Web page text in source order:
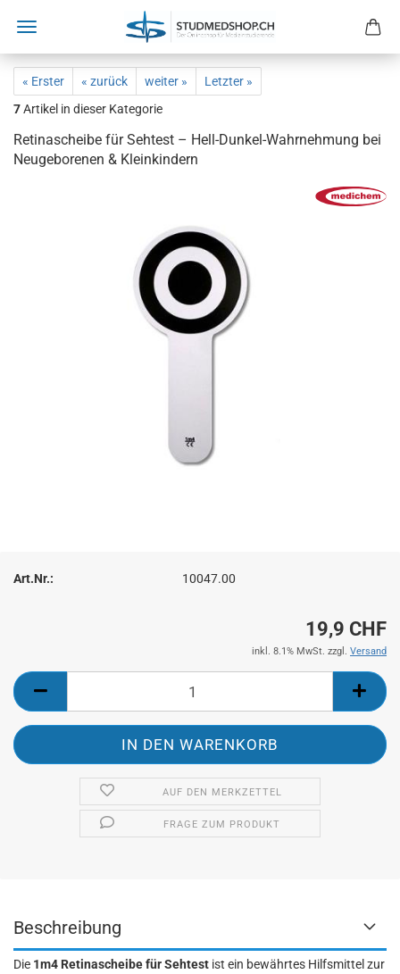
« Erster « zurück weiter »
Letzter »
7Artikel in dieser Kategorie
Retinascheibe für Sehtest – Hell-Dunkel-Wahrnehmung bei
Neugeborenen & Kleinkindern
Art.Nr.: 10047.00
19,9 CHF
inkl. 8.1% MwSt. zzgl. Versand
AUF DEN MERKZETTEL
FRAGE ZUM PRODUKT
Beschreibung
Die 1m4 Retinascheibe für Sehtest ist ein bewährtes Hilfsmittel zur